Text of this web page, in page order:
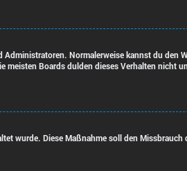
Normalerweise kannst du den
Boards dulden dieses Verhalten nicht
wurde. Diese Maßnahme soll den Missbrauch